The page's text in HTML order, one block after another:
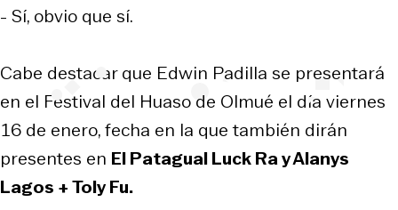
- Sí, obvio que sí.
Cabe destacar que Edwin Padilla se presentará
en el Festival del Huaso de Olmué el día viernes
16 de enero, fecha en la que también dirán
presentes en El Patagual Luck Ra y Alanys
Lagos + Toly Fu.